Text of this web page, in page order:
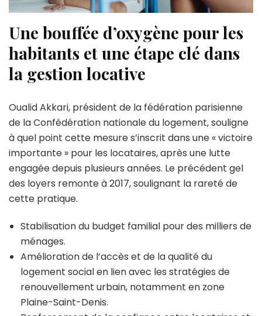
Une bouffée d’oxygène pour les
habitants et une étape clé dans
la gestion locative
Oualid Akkari, président de la fédération parisienne
de la Confédération nationale du logement, souligne
à quel point cette mesure s’inscrit dans une « victoire
importante » pour les locataires, après une lutte
engagée depuis plusieurs années. Le précédent gel
des loyers remonte à 2017, soulignant la rareté de
cette pratique.
Stabilisation du budget familial pour des milliers de
ménages.
Amélioration de l’accès et de la qualité du
logement social en lien avec les stratégies de
renouvellement urbain, notamment en zone
Plaine-Saint-Denis.